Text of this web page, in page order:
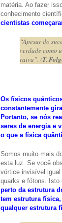
matéria. Ao fazer
conhecimento
cientistas
“Apesar do
verdade como
raiva”. (T.
Os físicos
constantemente
Portanto, se nós
seres de energia e
o que a física
Somos muito mais
esta luz. Se você
vórtice invisível igual
quarks e fótons. Isto
perto da estrutura
tem estrutura
qualquer estrutura